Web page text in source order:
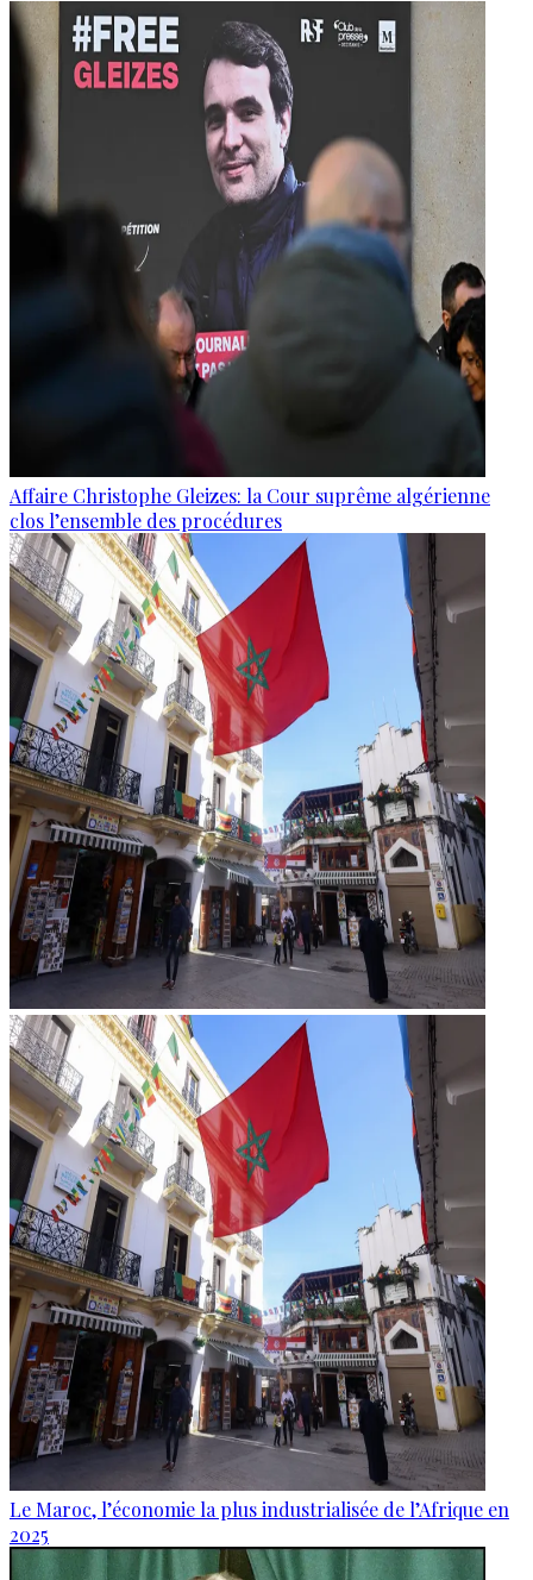
Affaire Christophe Gleizes: la Cour suprême algérienne
clos l’ensemble des procédures
Le Maroc, l’économie la plus industrialisée de l’Afrique en
2025